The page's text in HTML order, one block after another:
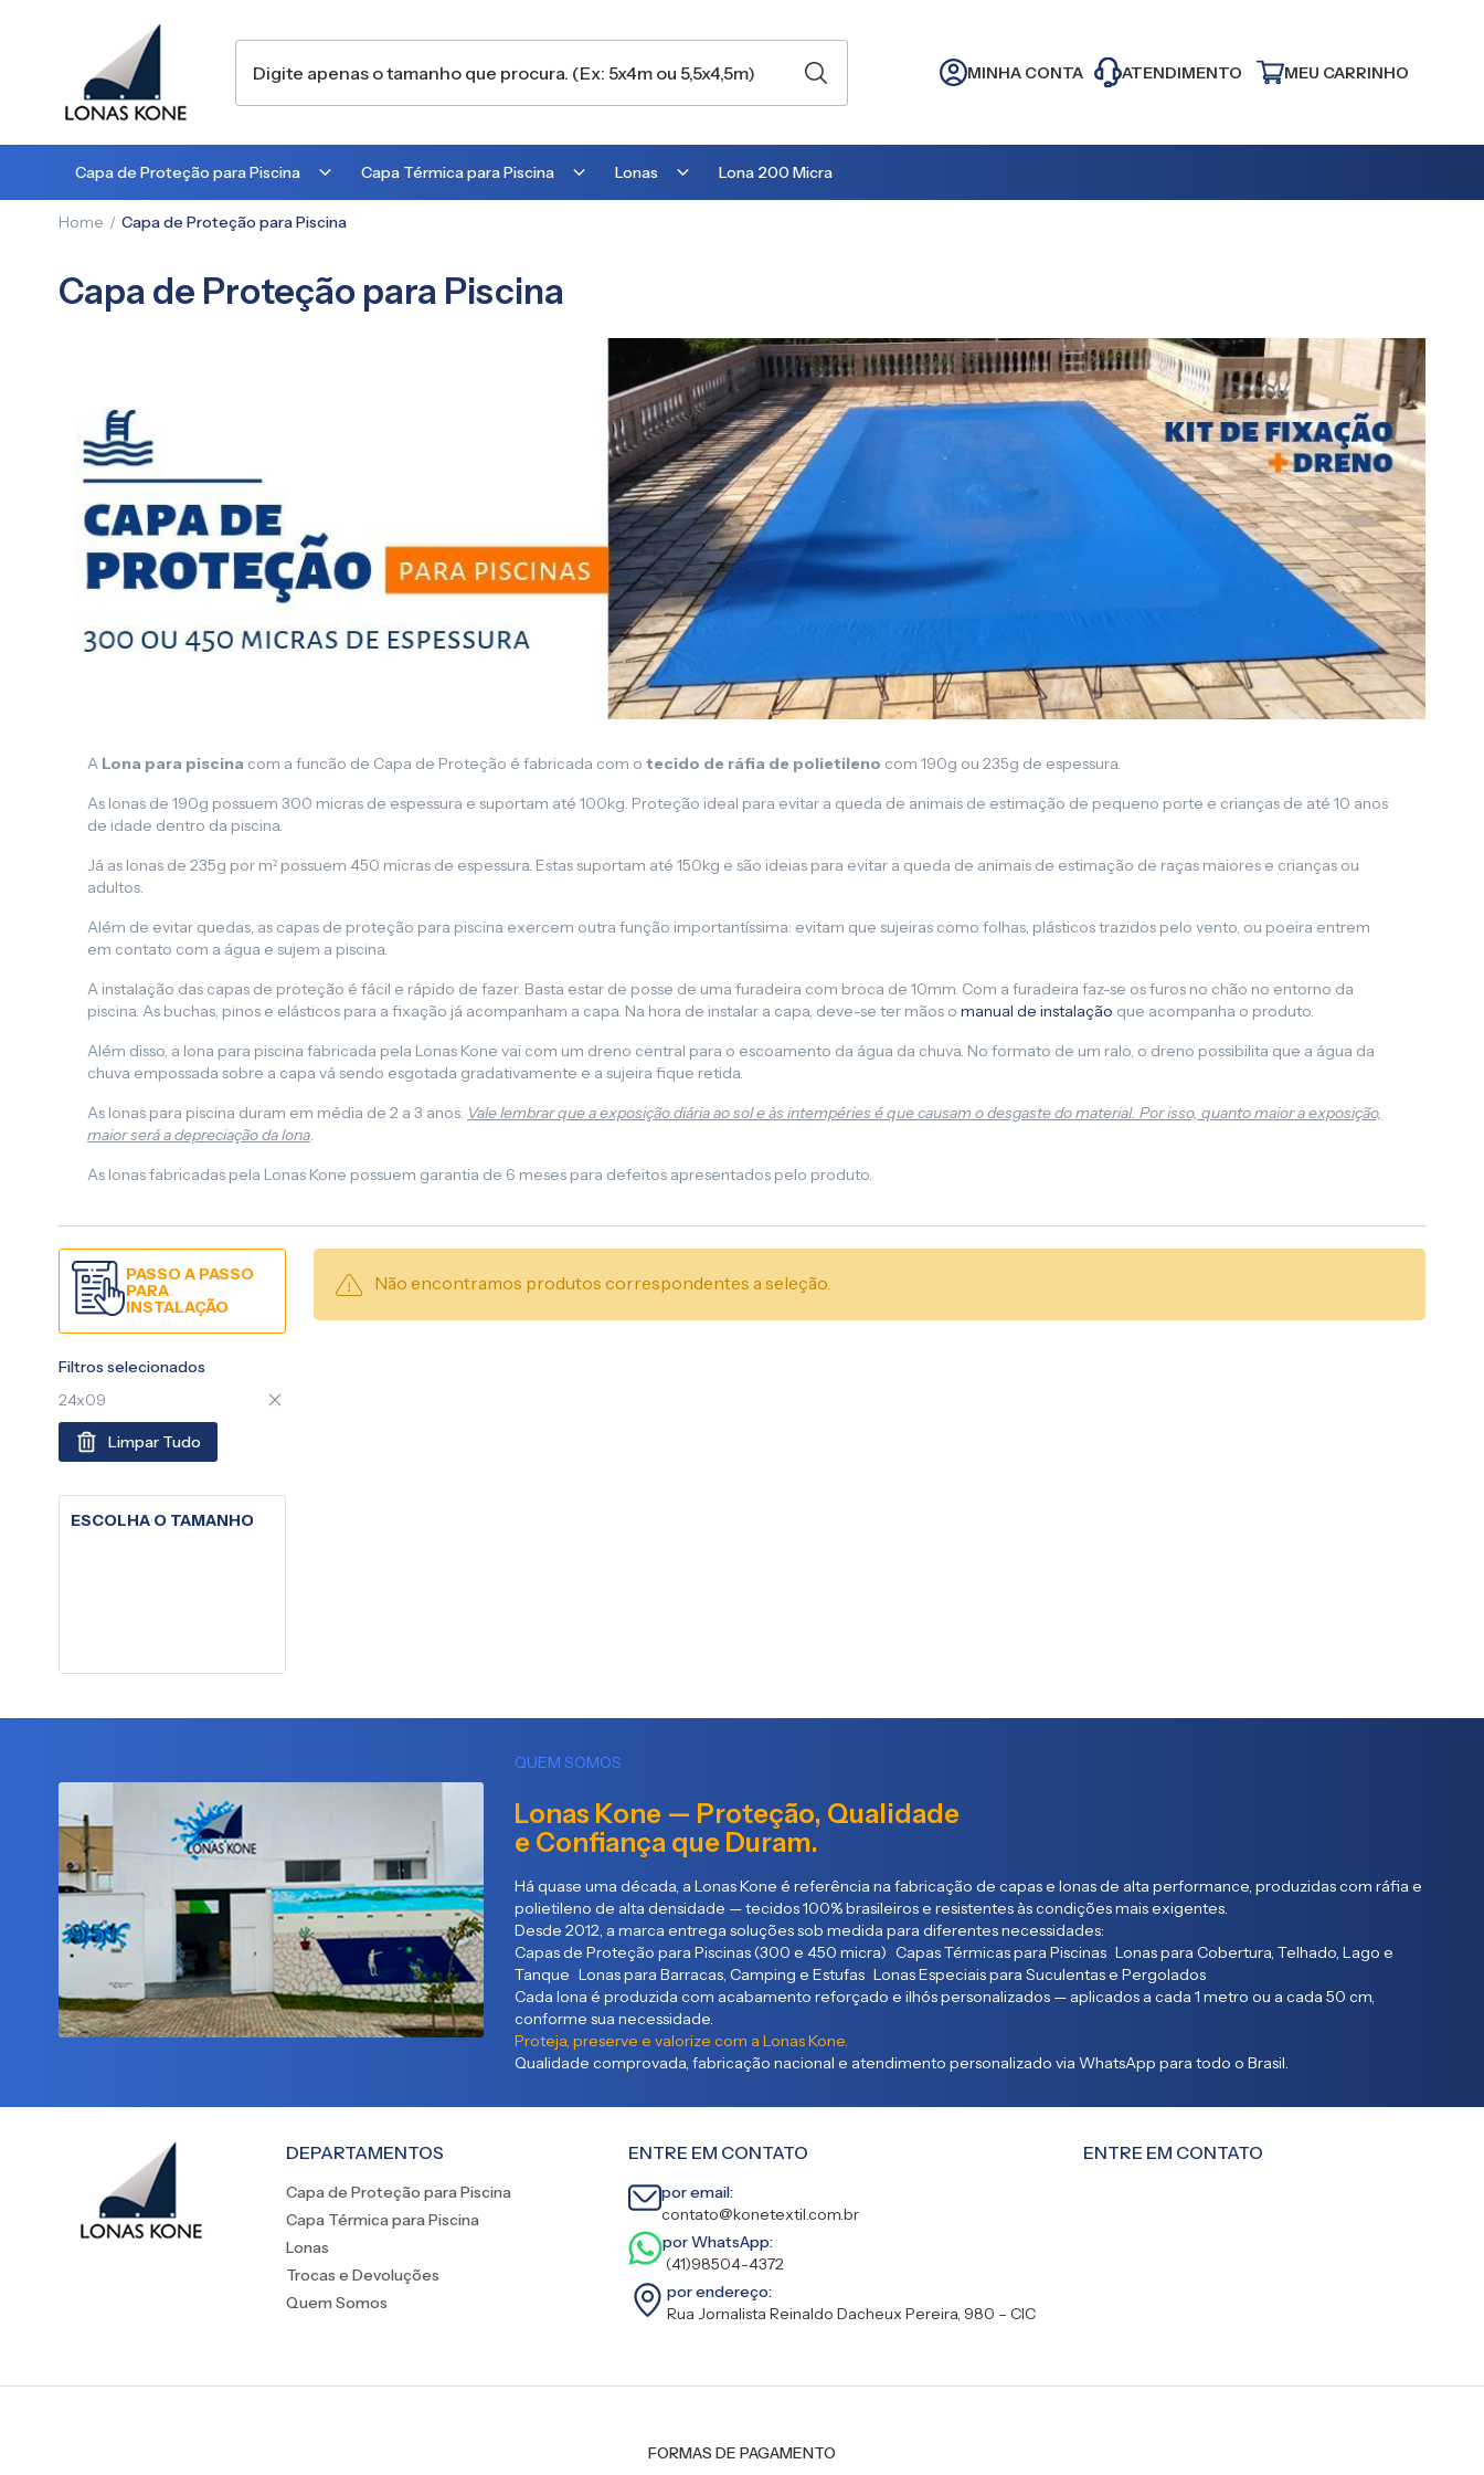
MINHA CONTA ATENDIMENTO MEU CARRINHO
Capa de Proteção para Piscina
300 MICRA
Capa Térmica para Piscina Lonas
Lona para Barraca
Lona para Camping
Lona para Estufa
Lona para cobrir Suculentas
Lona para Pergolado
Lona 200 Micra
Home Capa de Proteção para Piscina
Capa de Proteção para Piscina
A Lona para piscina com a funcão de Capa de Proteção é fabricada com o tecido de ráfia de polietileno com 190g ou 235g de espessura.
As lonas de 190g possuem 300 micras de espessura e suportam até 100kg. Proteção ideal para evitar a queda de animais de estimação de pequeno porte e crianças de até 10 anos
de idade dentro da piscina.
Já as lonas de 235g por m² possuem 450 micras de espessura. Estas suportam até 150kg e são ideias para evitar a queda de animais de estimação de raças maiores e crianças ou
adultos.
Além de evitar quedas, as capas de proteção para piscina exercem outra função importantíssima: evitam que sujeiras como folhas, plásticos trazidos pelo vento, ou poeira entrem
em contato com a água e sujem a piscina.
A instalação das capas de proteção é fácil e rápido de fazer. Basta estar de posse de uma furadeira com broca de 10mm. Com a furadeira faz-se os furos no chão no entorno da
piscina. As buchas, pinos e elásticos para a fixação já acompanham a capa. Na hora de instalar a capa, deve-se ter mãos o manual de instalação que acompanha o produto.
Além disso, a lona para piscina fabricada pela Lonas Kone vai com um dreno central para o escoamento da água da chuva. No formato de um ralo, o dreno possibilita que a água da
chuva empossada sobre a capa vá sendo esgotada gradativamente e a sujeira fique retida.
As lonas para piscina duram em média de 2 a 3 anos. Vale lembrar que a exposição diária ao sol e às intempéries é que causam o desgaste do material. Por isso, quanto maior a exposição,
maior será a depreciação da lona.
As lonas fabricadas pela Lonas Kone possuem garantia de 6 meses para defeitos apresentados pelo produto.
Não encontramos produtos correspondentes a seleção.
Filtros selecionados
24x09
Limpar Tudo
ESCOLHA O TAMANHO
PASSO A PASSO
PARA
INSTALAÇÃO
QUEM SOMOS
Lonas Kone — Proteção, Qualidade
e Confiança que Duram.
Há quase uma década, a Lonas Kone é referência na fabricação de capas e lonas de alta performance, produzidas com ráfia e
polietileno de alta densidade — tecidos 100% brasileiros e resistentes às condições mais exigentes.
Desde 2012, a marca entrega soluções sob medida para diferentes necessidades:
Capas de Proteção para Piscinas (300 e 450 micra) Capas Térmicas para Piscinas Lonas para Cobertura, Telhado, Lago e
Tanque Lonas para Barracas, Camping e Estufas Lonas Especiais para Suculentas e Pergolados
Cada lona é produzida com acabamento reforçado e ilhós personalizados — aplicados a cada 1 metro ou a cada 50 cm,
conforme sua necessidade.
Proteja, preserve e valorize com a Lonas Kone.
Qualidade comprovada, fabricação nacional e atendimento personalizado via WhatsApp para todo o Brasil.
DEPARTAMENTOS
Capa de Proteção para Piscina
Capa Térmica para Piscina
Lonas
Trocas e Devoluções
Quem Somos
ENTRE EM CONTATO
por email:
contato@konetextil.com.br
por WhatsApp:
(41)98504-4372
por endereço:
Rua Jornalista Reinaldo Dacheux Pereira, 980 – CIC
ENTRE EM CONTATO
FORMAS DE PAGAMENTO